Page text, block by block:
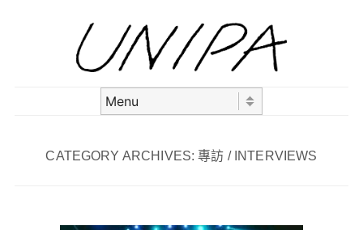
CATEGORY ARCHIVES:專訪 / INTERVIEWS